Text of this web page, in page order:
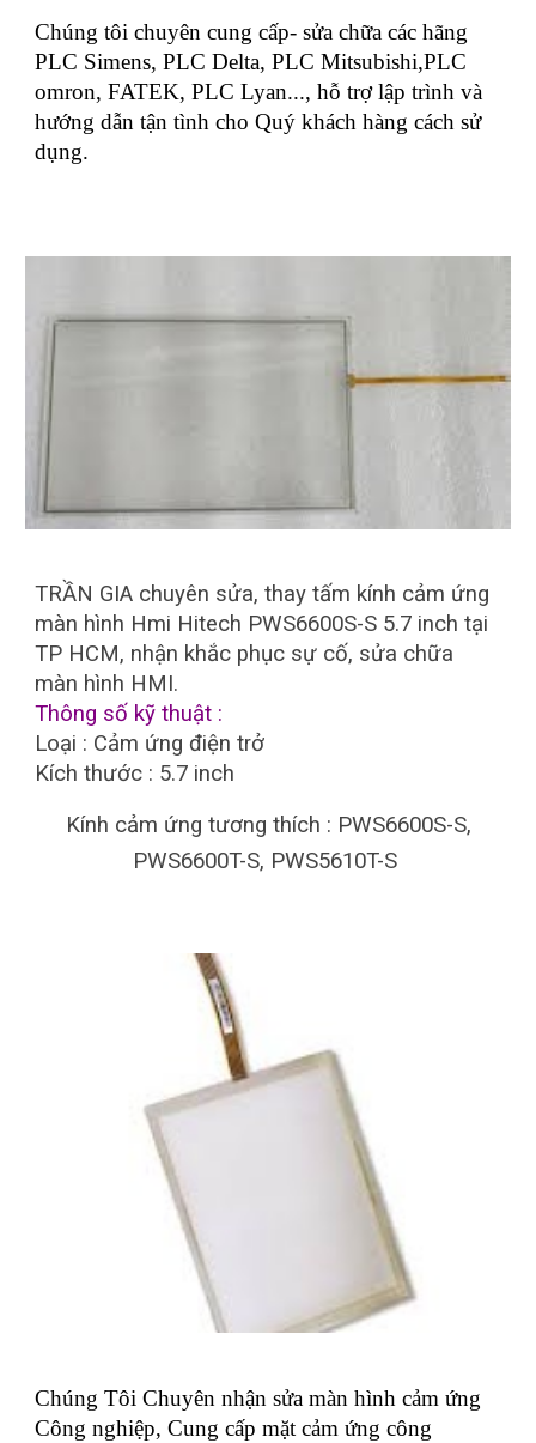
Chúng tôi chuyên cung cấp- sửa chữa các hãng
PLC Simens, PLC Delta, PLC Mitsubishi,PLC
omron, FATEK, PLC Lyan..., hỗ trợ lập trình và
hướng dẫn tận tình cho Quý khách hàng cách sử
dụng.
TRẦN GIA chuyên sửa, thay tấm kính cảm ứng
màn hình Hmi Hitech PWS6600S-S 5.7 inch tại
TP HCM, nhận khắc phục sự cố, sửa chữa
màn hình HMI.
Thông số kỹ thuật :
Loại : Cảm ứng điện trở
Kích thước : 5.7 inch
Kính cảm ứng tương thích : PWS6600S-S,
PWS6600T-S, PWS5610T-S
Chúng Tôi Chuyên nhận sửa màn hình cảm ứng
Công nghiệp, Cung cấp mặt cảm ứng công